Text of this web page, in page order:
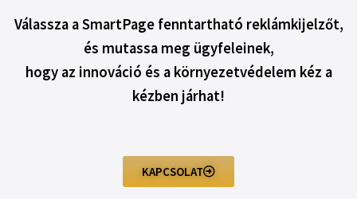
Válassza a SmartPage fenntartható reklámkijelzőt,
és mutassa meg ügyfeleinek,
hogy az innováció és a környezetvédelem kéz a
kézben járhat!
KAPCSOLAT